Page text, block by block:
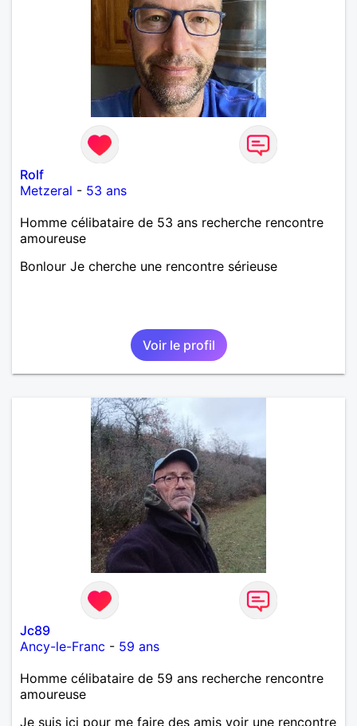
Rolf
Metzeral - 53 ans
Homme célibataire de 53 ans recherche rencontre
amoureuse
Bonlour Je cherche une rencontre sérieuse
Voir le profil
Jc89
Ancy-le-Franc - 59 ans
Homme célibataire de 59 ans recherche rencontre
amoureuse
Je suis ici pour me faire des amis voir une rencontre